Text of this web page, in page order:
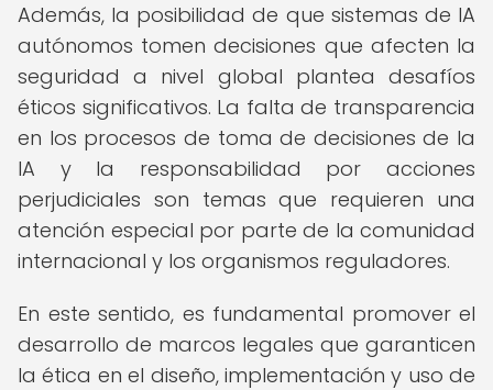
Además, la posibilidad de que sistemas de IA
autónomos tomen decisiones que afecten la
seguridad a nivel global plantea desafíos
éticos significativos. La falta de transparencia
en los procesos de toma de decisiones de la
IA y la responsabilidad por acciones
perjudiciales son temas que requieren una
atención especial por parte de la comunidad
internacional y los organismos reguladores.
En este sentido, es fundamental promover el
desarrollo de marcos legales que garanticen
la ética en el diseño, implementación y uso de